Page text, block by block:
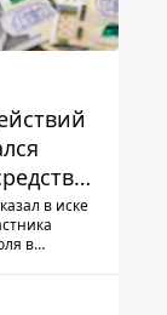
в иске
в